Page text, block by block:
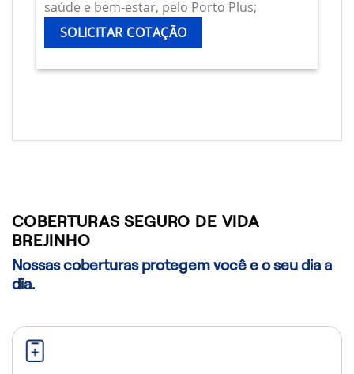
saúde e bem-estar, pelo Porto Plus;
SOLICITAR COTAÇÃO
COBERTURAS SEGURO DE VIDA
BREJINHO
Nossas coberturas protegem você e o seu dia a
dia.